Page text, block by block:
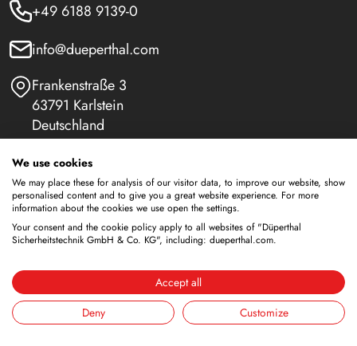
+49 6188 9139-0
info@dueperthal.com
Frankenstraße 3
63791 Karlstein
Deutschland
Social Media
LinkedIn
Youtube
Sicherheitsschränke
Lagerung von brennbaren Flüssigkeiten
We use cookies
We may place these for analysis of our visitor data, to improve our website, show
personalised content and to give you a great website experience. For more
information about the cookies we use open the settings.
Your consent and the cookie policy apply to all websites of "Düperthal
Sicherheitstechnik GmbH & Co. KG", including: dueperthal.com.
Accept all
Deny
Customize